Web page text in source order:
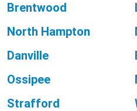
Brentwood
North Hampton
Danville
Ossipee
Strafford